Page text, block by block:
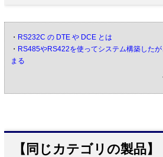
・ RS232C の DTE や DCE とは
・ RS485やRS422を使ってシステム構築した
まる
【同じカテゴリの製品】